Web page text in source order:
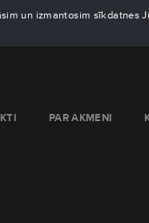
un izmantosim sīkdatnes
PAR AKMENI